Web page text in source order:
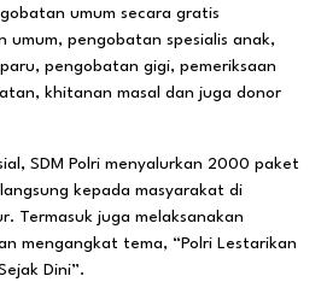
umum secara gratis
pengobatan spesialis anak,
pengobatan gigi, pemeriksaan
khitanan masal dan juga donor
SDM Polri menyalurkan 2000 paket
kepada masyarakat di
Termasuk juga melaksanakan
mengangkat tema, “Polri Lestarikan
Dini”.